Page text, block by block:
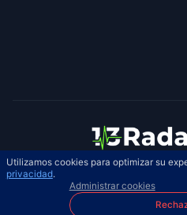
© 2026 13Radar. Reservados
derechos.
Utilizamos cookies para optimizar su
privacidad.
Administrar cookies